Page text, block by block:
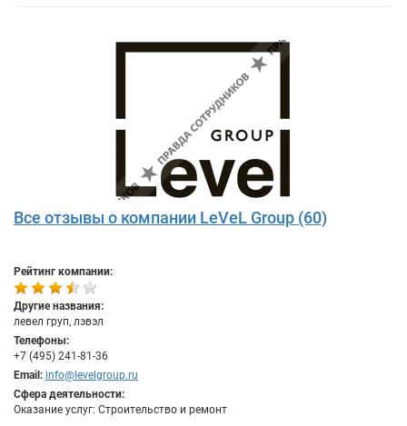
Все отзывы о компании LeVeL Group (60)
Рейтинг компании:
Другие названия:
левел груп, лэвэл
Телефоны:
+7 (495) 241-81-36
Email: info@levelgroup.ru
Сфера деятельности:
Оказание услуг: Строительство и ремонт